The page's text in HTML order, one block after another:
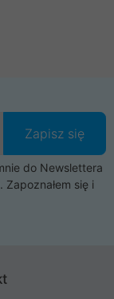
Zapisz się
do Newslettera
się i